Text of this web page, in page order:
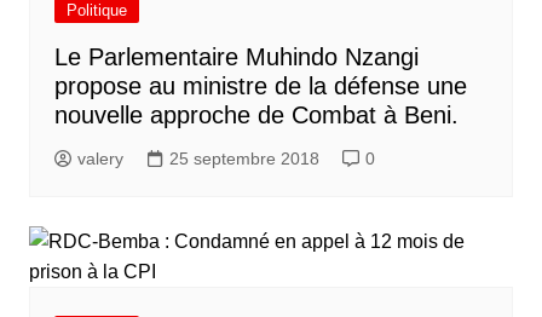
Politique
Le Parlementaire Muhindo Nzangi
propose au ministre de la défense une
nouvelle approche de Combat à Beni.
valery 25 septembre 2018 0